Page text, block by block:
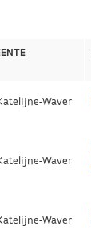
Waver
Waver
Waver